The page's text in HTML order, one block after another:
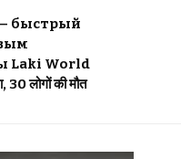
быстрый
Laki World
30 लोगों की मौत